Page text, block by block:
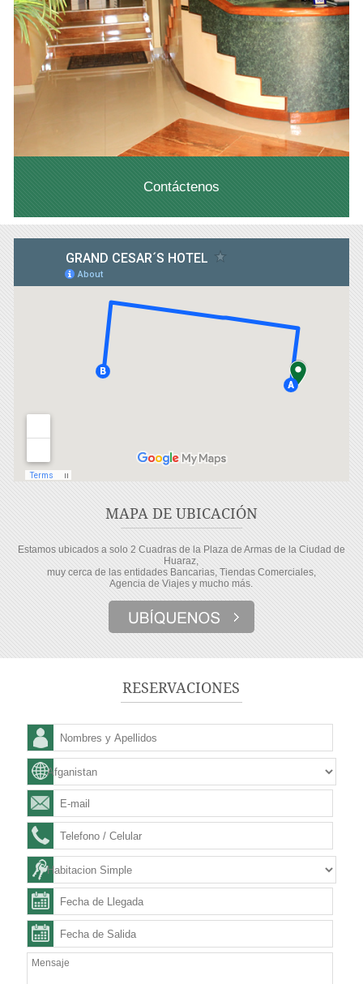
Contáctenos
MAPA DE UBICACIÓN
Estamos ubicados a solo 2 Cuadras de la Plaza de Armas de la Ciudad de
Huaraz,
muy cerca de las entidades Bancarias, Tiendas Comerciales,
Agencia de Viajes y mucho más.
RESERVACIONES